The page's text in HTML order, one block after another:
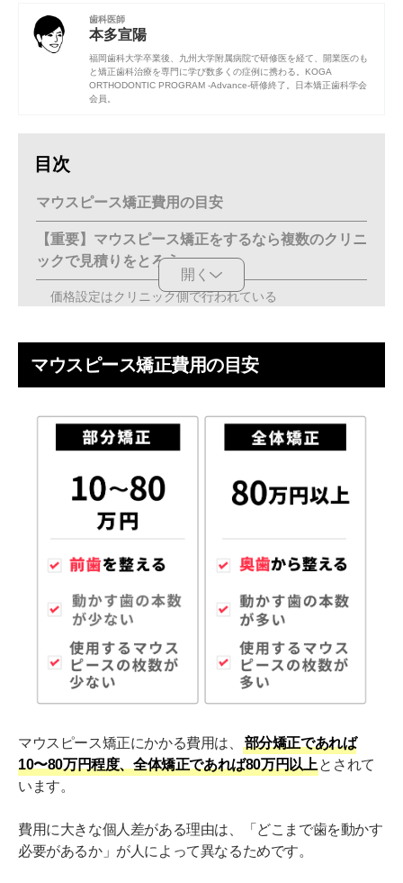
歯科医師
本多宣陽
福岡歯科大学卒業後、 九州大学附属病院で研修医を経て、開業医のも
と矯正歯科治療を専門に学び数多くの症例に携わる。KOGA
ORTHODONTIC PROGRAM -Advance-研修終了。
日本矯正歯科学会
会員。
目次
マウスピース矯正費用の目安
【重要】マウスピース矯正をするなら複数のクリニ
ックで見積りをとろう
価格設定はクリニック側で行われている
【簡易診断】あなたはいくらでマウスピース矯正が
できる？
マウスピース矯正の費用負担を抑える3つの方法
②トータルフィー制度のクリニックを選ぶ
③モニター制度やキャンペーンを利用する
マウスピース矯正は安いから危険？3つの注意点を
①歯の動かし方を誤ると「出っ歯」や「噛み合わせ不
良」に
②サポートが薄いと途中でトラブルになる
③アフターケア（後戻り防止）がないと再治療の可能性
安いマウスピース矯正に関するよくある質問
安いマウスピース矯正は後悔する？
開く
マウスピース矯正費用の目安
マウスピース矯正にかかる費用は、
部分矯正であれば
10〜80万円程度、全体矯正であれば80万円以上 とされて
います。
費用に大きな個人差がある理由は、「どこまで歯を動かす
必要があるか」が人によって異なるためです。